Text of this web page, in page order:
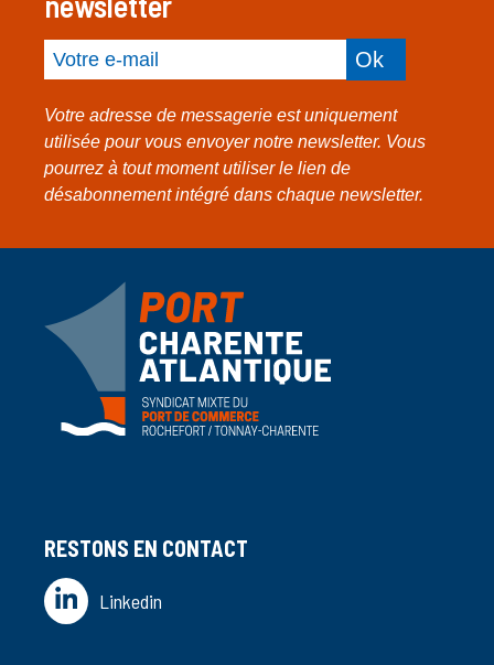
Entrez votre adresse mail
Votre adresse de messagerie est uniquement
utilisée pour vous envoyer notre newsletter. Vous
pourrez à tout moment utiliser le lien de
désabonnement intégré dans chaque newsletter.
RESTONS EN CONTACT
Linkedin